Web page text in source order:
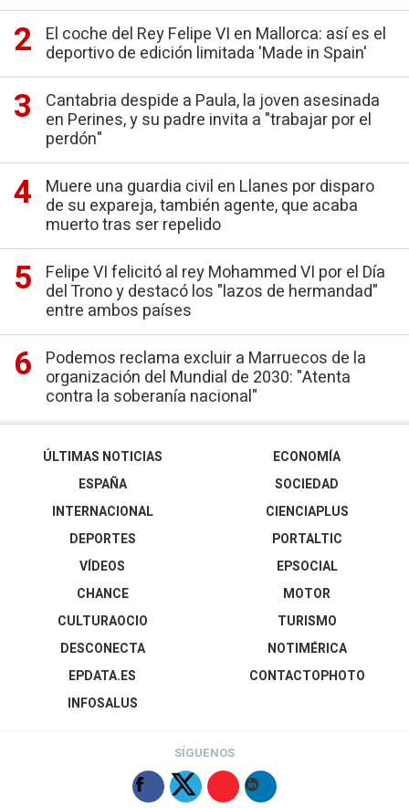
El coche del Rey Felipe VI en Mallorca: así es el
deportivo de edición limitada 'Made in Spain'
Cantabria despide a Paula, la joven asesinada
en Perines, y su padre invita a "trabajar por el
perdón"
Muere una guardia civil en Llanes por disparo
de su expareja, también agente, que acaba
muerto tras ser repelido
Felipe VI felicitó al rey Mohammed VI por el Día
del Trono y destacó los "lazos de hermandad"
entre ambos países
Podemos reclama excluir a Marruecos de la
organización del Mundial de 2030: "Atenta
contra la soberanía nacional"
ÚLTIMAS NOTICIAS
ESPAÑA
INTERNACIONAL
DEPORTES
VÍDEOS
ECONOMÍA
SOCIEDAD
CIENCIAPLUS
PORTALTIC
EPSOCIAL
CHANCE
CULTURAOCIO
DESCONECTA
EPDATA.ES
INFOSALUS
MOTOR
TURISMO
NOTIMÉRICA
CONTACTOPHOTO
SÍGUENOS